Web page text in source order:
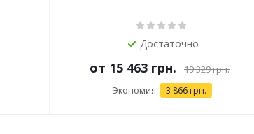
Достаточно
от 15 463 грн. 19 329 грн.
Экономия 3 866 грн.